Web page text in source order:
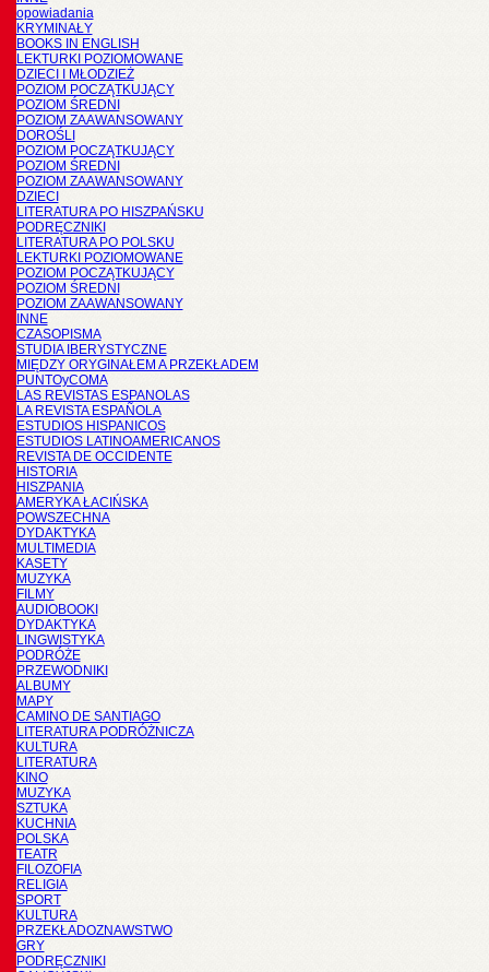
opowiadania
KRYMINAŁY
BOOKS IN ENGLISH
LEKTURKI POZIOMOWANE
DZIECI I MŁODZIEŻ
POZIOM POCZĄTKUJĄCY
POZIOM ŚREDNI
POZIOM ZAAWANSOWANY
DOROŚLI
POZIOM POCZĄTKUJĄCY
POZIOM ŚREDNI
POZIOM ZAAWANSOWANY
DZIECI
LITERATURA PO HISZPAŃSKU
PODRĘCZNIKI
LITERATURA PO POLSKU
LEKTURKI POZIOMOWANE
POZIOM POCZĄTKUJĄCY
POZIOM ŚREDNI
POZIOM ZAAWANSOWANY
INNE
CZASOPISMA
STUDIA IBERYSTYCZNE
MIĘDZY ORYGINAŁEM A PRZEKŁADEM
PUNTOyCOMA
LAS REVISTAS ESPANOLAS
LA REVISTA ESPAÑOLA
ESTUDIOS HISPANICOS
ESTUDIOS LATINOAMERICANOS
REVISTA DE OCCIDENTE
HISTORIA
HISZPANIA
AMERYKA ŁACIŃSKA
POWSZECHNA
DYDAKTYKA
MULTIMEDIA
KASETY
MUZYKA
FILMY
AUDIOBOOKI
DYDAKTYKA
LINGWISTYKA
PODRÓŻE
PRZEWODNIKI
ALBUMY
MAPY
CAMINO DE SANTIAGO
LITERATURA PODRÓŻNICZA
KULTURA
LITERATURA
KINO
MUZYKA
SZTUKA
KUCHNIA
POLSKA
TEATR
FILOZOFIA
RELIGIA
SPORT
KULTURA
PRZEKŁADOZNAWSTWO
GRY
PODRĘCZNIKI